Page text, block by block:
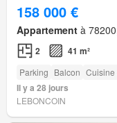
158 000 €
Appartement à
2 41 m²
Parking Balcon Cuisine
Il y a 28 jours
LEBONCOIN